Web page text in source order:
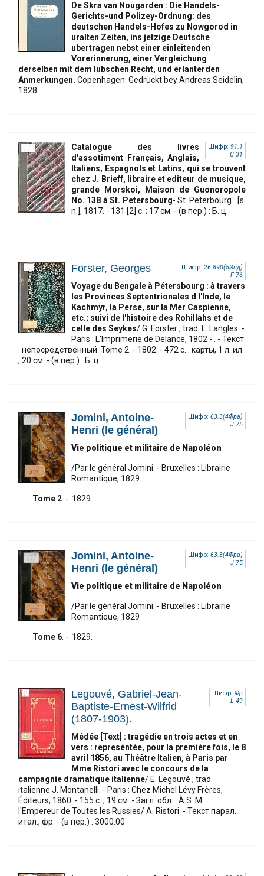
De Skra van Nougarden : Die Handels-
Gerichts-und Polizey-Ordnung: des
deutschen Handels-Hofes zu Nowgorod in
uralten Zeiten, ins jetzige Deutsche
ubertragen nebst einer einleitenden
Vorerinnerung, einer Vergleichung
derselben mit dem lubschen Recht, und erlanterden
Anmerkungen. Copenhagen: Gedruckt bey Andreas Seidelin,
1828:
Шифр: 91.1
C 31
Catalogue des livres
d'assotiment Français, Anglais,
Italiens, Espagnols et Latins, qui se trouvent
chez J. Brieff, libraire et editeur de musique,
grande Morskoi, Maison de Guonoropole
No. 138 à St. Petersbourg- St. Peterbourg : [s.
n.], 1817. - 131 [2] с. ; 17 см. - (в пер.) : Б. ц.
Шифр: 26.890(5Инд)
F 76
Forster, Georges
Voyage du Bengale à Pétersbourg : à travers
les Provinces Septentrionales d l'Inde, le
Kachmyr, la Perse, sur la Mer Caspienne,
etc.; suivi de l'histoire des Rohillahs et de
celle des Seykes/ G. Forster ; trad. L. Langles. -
Paris : L'Imprimerie de Delance, 1802 - . - Текст
: непосредственный. Tome 2. - 1802. - 472 с. : карты, 1 л. ил.
; 20 см. - (в пер.) : Б. ц.
Шифр: 63.3(4Фра)
J 75
Jomini, Antoine-
Henri (le général)
Vie politique et militaire de Napoléon
/Par le général Jomini. - Bruxelles : Librairie
Romantique, 1829
Tome 2. - 1829.
Шифр: 63.3(4Фра)
J 75
Jomini, Antoine-
Henri (le général)
Vie politique et militaire de Napoléon
/Par le général Jomini. - Bruxelles : Librairie
Romantique, 1829
Tome 6. - 1829.
Шифр: Фр
L 49
Legouvé, Gabriel-Jean-
Baptiste-Ernest-Wilfrid
(1807-1903).
Médée [Text] : tragédie en trois actes et en
vers : represéntée, pour la première fois, le 8
avril 1856, au Théâtre Italien, à Paris par
Mme Ristori avec le concours de la
campagnie dramatique italienne/ E. Legouvé ; trad.
italienne J. Montanelli. - Paris : Chez Michel Lévy Frères,
Éditeurs, 1860. - 155 с. ; 19 см. - Загл. обл. : À S. M.
l'Empereur de Toutes les Russies/ A. Ristori. - Текст парал.
итал., фр. - (в пер.) : 3000.00